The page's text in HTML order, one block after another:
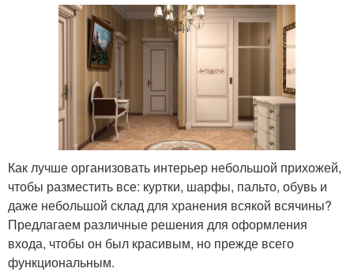
Как лучше организовать интерьер небольшой прихожей,
чтобы разместить все: куртки, шарфы, пальто, обувь и
даже небольшой склад для хранения всякой всячины?
Предлагаем различные решения для оформления
входа, чтобы он был красивым, но прежде всего
функциональным.